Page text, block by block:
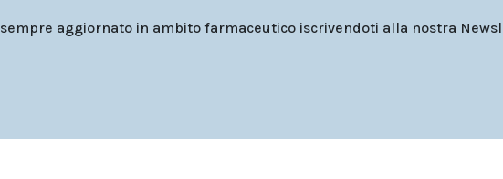
aggiornato in ambito farmaceutico iscrivendoti alla nostra